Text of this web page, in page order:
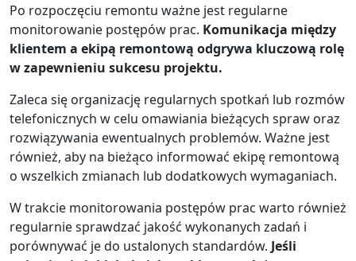
Po rozpoczęciu remontu ważne jest regularne
monitorowanie postępów prac. Komunikacja między
klientem a ekipą remontową odgrywa kluczową rolę
w zapewnieniu sukcesu projektu.
Zaleca się organizację regularnych spotkań lub rozmów
telefonicznych w celu omawiania bieżących spraw oraz
rozwiązywania ewentualnych problemów. Ważne jest
również, aby na bieżąco informować ekipę remontową
o wszelkich zmianach lub dodatkowych wymaganiach.
W trakcie monitorowania postępów prac warto również
regularnie sprawdzać jakość wykonanych zadań i
porównywać je do ustalonych standardów. Jeśli